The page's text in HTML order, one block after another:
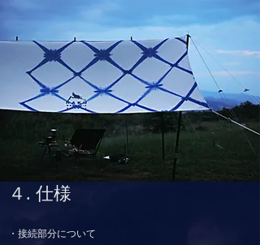
４. 仕様
​・接続部分について